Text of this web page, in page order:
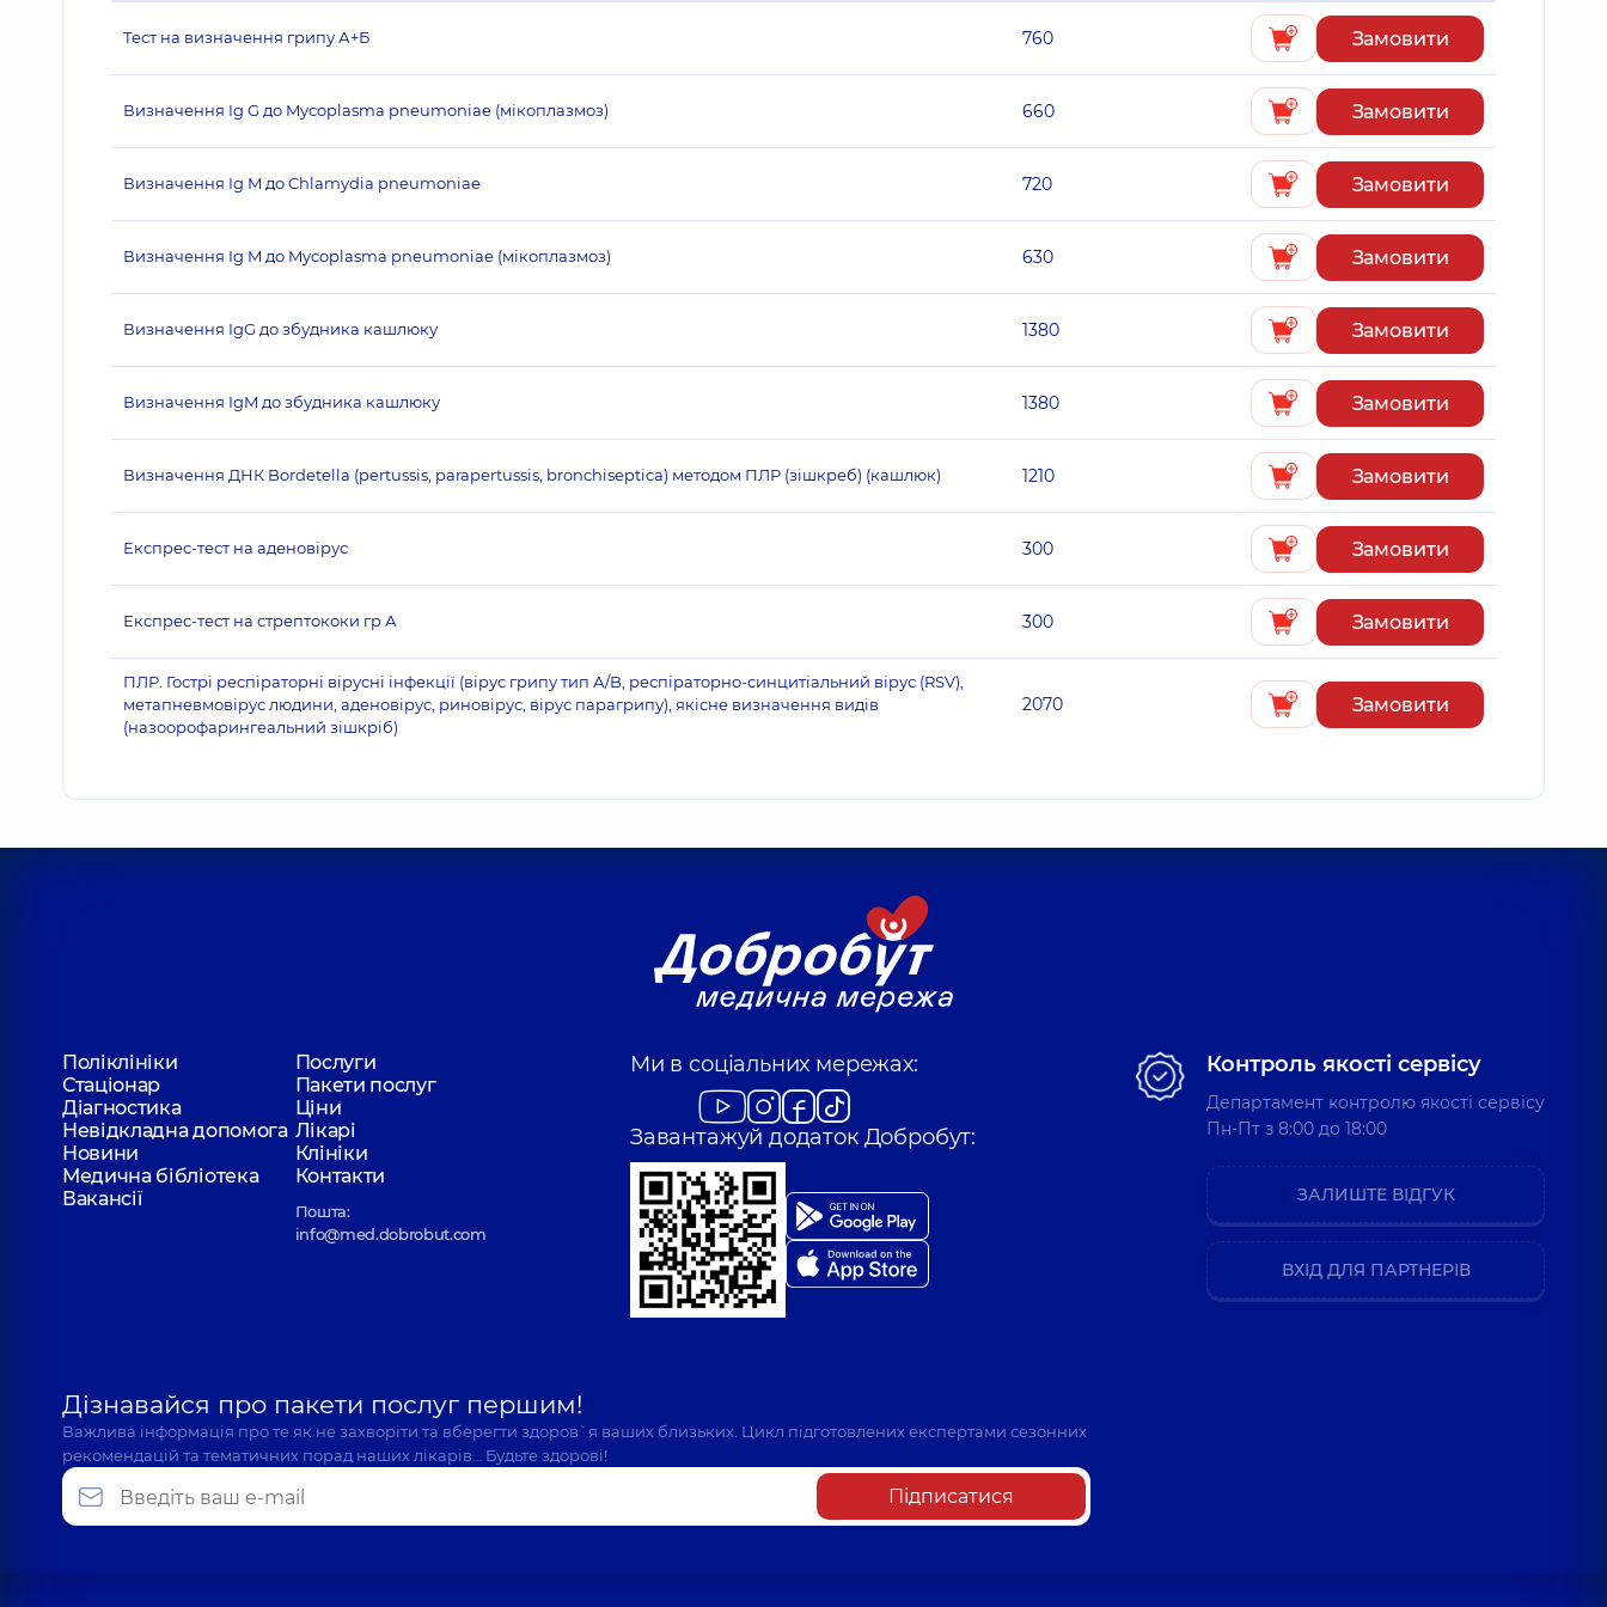
Тест на визначення грипу А+Б 760 Замовити
Визначення Ig G до Mycoplasma pneumoniae (мікоплазмоз) 660 Замовити
Визначення Ig M до Chlamydia pneumoniae 720 Замовити
Визначення Ig M до Mycoplasma pneumoniae (мікоплазмоз) 630 Замовити
Визначення IgG до збудника кашлюку 1380 Замовити
Визначення IgM до збудника кашлюку 1380 Замовити
Визначення ДНК Bordetella (pertussis, parapertussis, bronchiseptica) методом ПЛР (зішкреб) (кашлюк) 1210 Замовити
Експрес-тест на аденовірус 300 Замовити
Експрес-тест на стрептококи гр А 300 Замовити
ПЛР. Гострі респіраторні вірусні інфекції (вірус грипу тип А/B, респіраторно-синцитіальний вірус (RSV),
метапневмовірус людини, аденовірус, риновірус, вірус парагрипу), якісне визначення видів
(назоорофарингеальний зішкріб)
2070 Замовити
Поліклініки
Послуги
Стаціонар
Пакети послуг
Діагностика
Ціни
Невідкладна допомога Лікарі
Новини
Клініки
Медична бібліотека
Контакти
Вакансії
Пошта:
info@med.dobrobut.com
Ми в соціальних мережах:
Завантажуй додаток Добробут:
Дізнавайся про пакети послуг першим!
Важлива інформація про те як не захворіти та вберегти здоров`я ваших близьких. Цикл підготовлених експертами сезонних
рекомендацій та тематичних порад наших лікарів… Будьте здорові!
Підписатися
Контроль якості сервісу
Департамент контролю якості сервісу
Пн-Пт з 8:00 до 18:00
ЗАЛИШТЕ ВІДГУК
ВХІД ДЛЯ ПАРТНЕРІВ